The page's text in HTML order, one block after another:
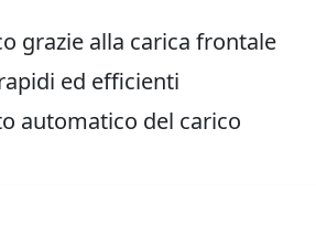
grazie alla carica frontale
ed efficienti
automatico del carico